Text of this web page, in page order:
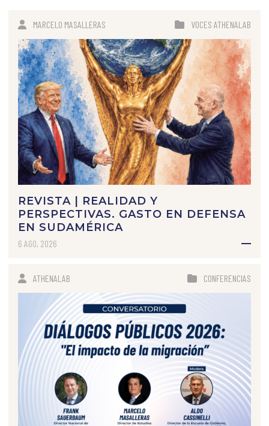
MARCELO MASALLERAS VOCES ATHENALAB
REVISTA | REALIDAD Y
PERSPECTIVAS. GASTO EN DEFENSA
EN SUDAMÉRICA
6 AGO, 2026
ATHENALAB CONFERENCIAS